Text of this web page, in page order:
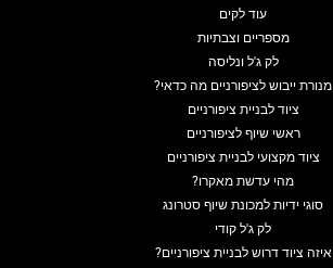
עוד לקים
מספריים וצבתיות
לק ג'ל ונליסה
מנורת ייבוש לציפורניים מה כדאי?
ציוד לבניית ציפורניים
ראשי שיוף לציפורניים
ציוד מקצועי לבניית ציפורניים
מהי עדשת מאקרו?
סוגי ידיות למכונת שיוף סטרונג
לק ג'ל קודי
איזה ציוד דרוש לבניית ציפורניים?